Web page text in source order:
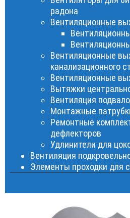
радона
Вентиляционные
Вентиляционные
канализационного
Вентиляционные
Вытяжки
Вентиляция
Монтажные
Ремонтные
дефлекторов
Удлинители для
Вентиляция
Элементы проходки для